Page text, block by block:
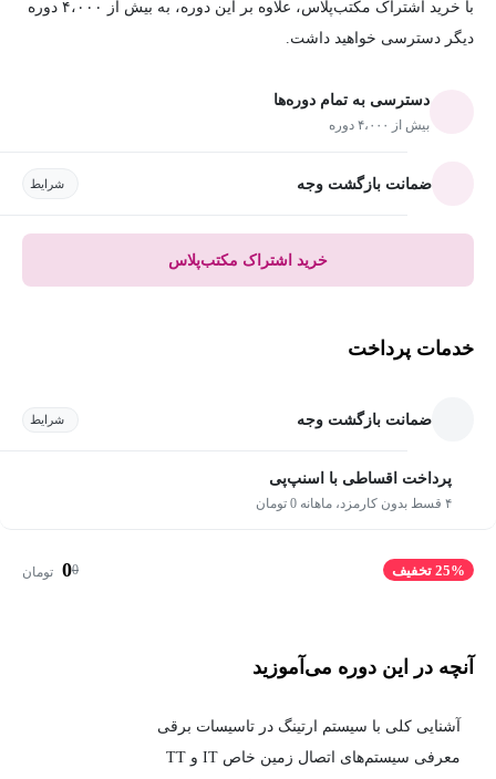
با خرید اشتراک مکتب‌پلاس، علاوه بر این دوره، به بیش از ۴،۰۰۰ دوره
دیگر دسترسی خواهید داشت.
دسترسی به تمام دوره‌ها
بیش از ۴،۰۰۰ دوره
ضمانت بازگشت وجه شرایط
خرید اشتراک مکتب‌پلاس
خدمات پرداخت
ضمانت بازگشت وجه شرایط
پرداخت اقساطی با اسنپ‌پی
۴ قسط بدون کارمزد، ماهانه 0 تومان
25% تخفیف 0
0 تومان
آنچه در این دوره می‌آموزید
آشنایی کلی با سیستم ارتینگ در تاسیسات برقی
معرفی سیستم‌های اتصال زمین خاص IT و TT